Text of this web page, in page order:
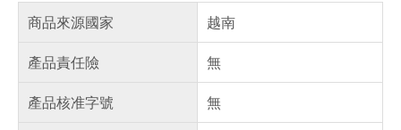
商品來源國家
越南
產品責任險
無
產品核准字號
無